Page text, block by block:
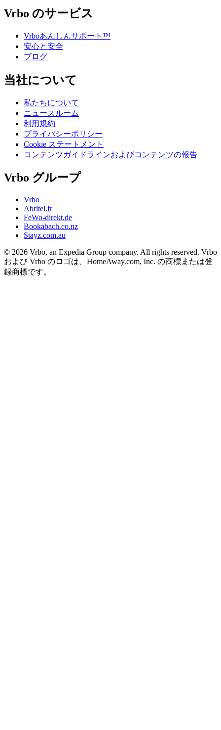
Vrbo のサービス
Vrboあんしんサポート™
安心と安全
ブログ
当社について
私たちについて
ニュースルーム
利用規約
プライバシーポリシー
Cookie ステートメント
コンテンツガイドラインおよびコンテンツの報告
Vrbo グループ
Vrbo
Abritel.fr
FeWo-direkt.de
Bookabach.co.nz
Stayz.com.au
© 2026 Vrbo, an Expedia Group company. All rights reserved. Vrbo
および Vrbo のロゴは、HomeAway.com, Inc. の商標または登
録商標です。